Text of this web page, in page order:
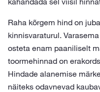
Raha kõrgem hind on
kinnisvaraturul.
osteta enam paaniliselt
toormehinnad on
Hindade alanemise
näiteks odavnevad